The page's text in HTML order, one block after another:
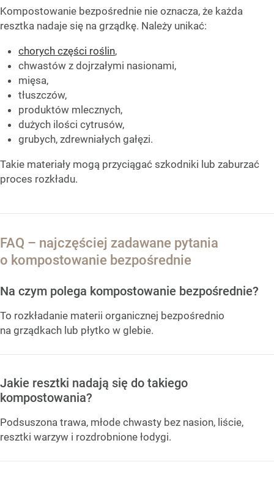
Kompostowanie bezpośrednie nie oznacza, że każda
resztka nadaje się na grządkę. Należy unikać:
chorych części roślin,
chwastów z dojrzałymi nasionami,
mięsa,
tłuszczów,
produktów mlecznych,
dużych ilości cytrusów,
grubych, zdrewniałych gałęzi.
Takie materiały mogą przyciągać szkodniki lub zaburzać
proces rozkładu.
FAQ – najczęściej zadawane pytania
o kompostowanie bezpośrednie
Na czym polega kompostowanie bezpośrednie?
To rozkładanie materii organicznej bezpośrednio
na grządkach lub płytko w glebie.
Jakie resztki nadają się do takiego
kompostowania?
Podsuszona trawa, młode chwasty bez nasion, liście,
resztki warzyw i rozdrobnione łodygi.